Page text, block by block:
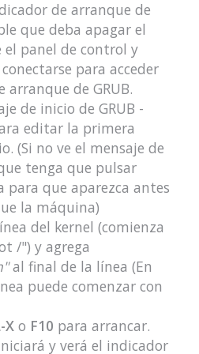
de arranque de
que deba apagar el
el panel de control y
para acceder
arranque de GRUB.
de inicio de GRUB -
editar la primera
(Si no ve el mensaje de
tenga que pulsar
para que aparezca antes
la máquina)
del kernel (comienza
/") y agrega
al final de la línea (En
puede comenzar con
X o F10 para arrancar.
y verá el indicador